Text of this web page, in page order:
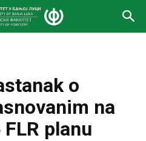
o
na
planu